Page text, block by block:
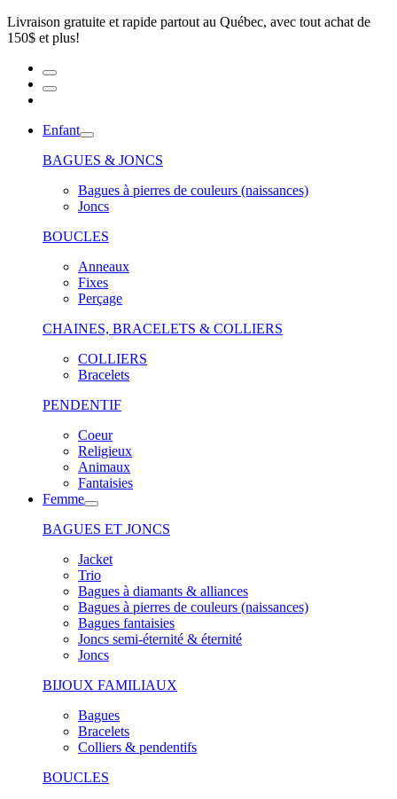
Livraison gratuite et rapide partout au Québec, avec tout achat de
150$ et plus!
Enfant
BAGUES & JONCS
Bagues à pierres de couleurs (naissances)
Joncs
BOUCLES
Anneaux
Fixes
Perçage
CHAINES, BRACELETS & COLLIERS
COLLIERS
Bracelets
PENDENTIF
Coeur
Religieux
Animaux
Fantaisies
Femme
BAGUES ET JONCS
Jacket
Trio
Bagues à diamants & alliances
Bagues à pierres de couleurs (naissances)
Bagues fantaisies
Joncs semi-éternité & éternité
Joncs
BIJOUX FAMILIAUX
Bagues
Bracelets
Colliers & pendentifs
BOUCLES